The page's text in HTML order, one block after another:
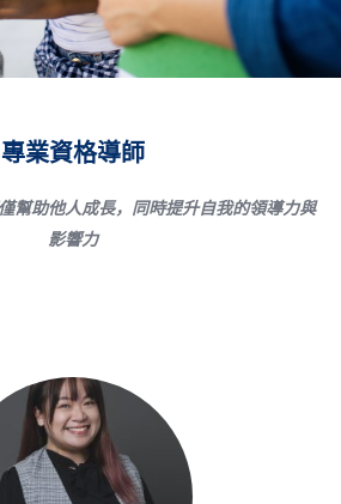
專業資格導師
幫助他人成長，同時提升自我的領導力與
影響力